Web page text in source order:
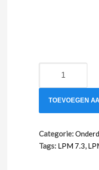
xknopbrf
TOEVOEGEN
Categorie:
Tags: LPM 7.3,